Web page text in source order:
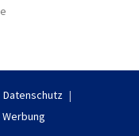
Datenschutz